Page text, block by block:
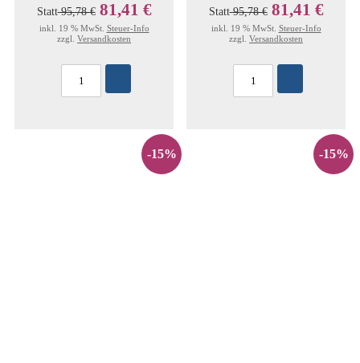
Statt95,78 € 81,41 €
inkl. 19 % MwSt. Steuer-Info
zzgl. Versandkosten
Statt95,78 € 81,41 €
inkl. 19 % MwSt. Steuer-Info
zzgl. Versandkosten
-15% -15%